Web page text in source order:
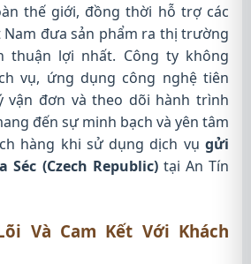
thế giới, đồng thời hỗ trợ các
đưa sản phẩm ra thị trường
thuận lợi nhất. Công ty không
vụ, ứng dụng công nghệ tiên
vận đơn và theo dõi hành trình
đến sự minh bạch và yên tâm
hàng khi sử dụng dịch vụ gửi
Séc (Czech Republic)tại An Tín
Và Cam Kết Với Khách